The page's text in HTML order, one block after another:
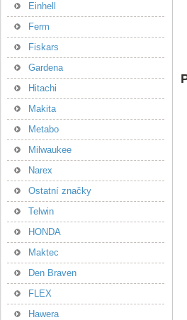
Einhell
Ferm
Fiskars
Gardena
Hitachi
Makita
Metabo
Milwaukee
Narex
Ostatní značky
Telwin
HONDA
Maktec
Den Braven
FLEX
Hawera